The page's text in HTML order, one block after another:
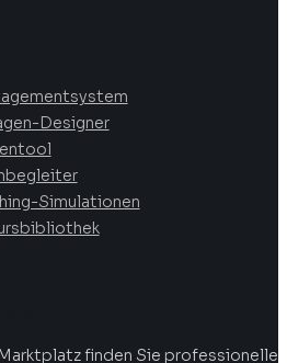
Designer
Simulationen
finden Sie professionelle